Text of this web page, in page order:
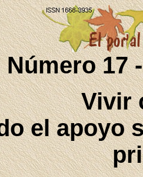
Número 17
Vivir
el apoyo